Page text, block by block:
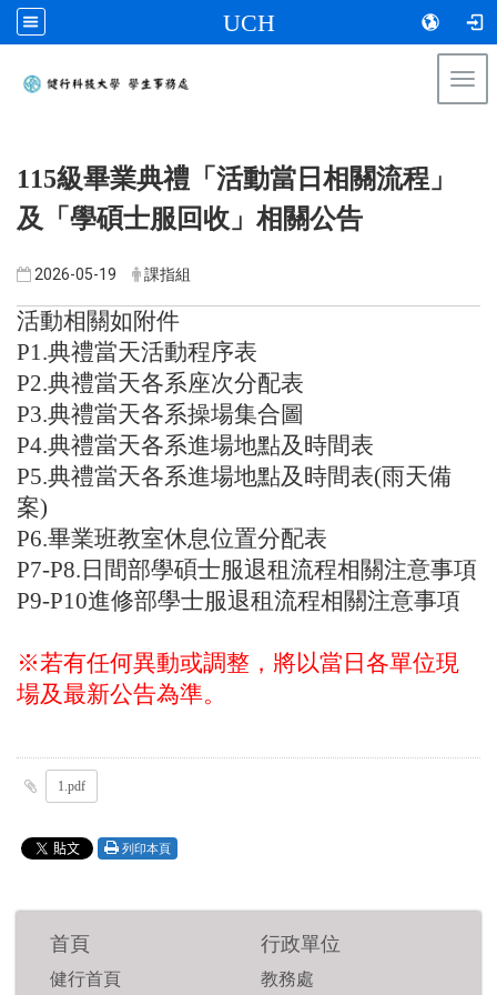
UCH
115級畢業典禮「活動當日相關流程」
及「學碩士服回收」相關公告
2026-05-19 課指組
活動相關如附件
P1.典禮當天活動程序表
P2.典禮當天各系座次分配表
P3.典禮當天各系操場集合圖
P4.典禮當天各系進場地點及時間表
P5.典禮當天各系進場地點及時間表(雨天備
案)
P6.畢業班教室休息位置分配表
P7-P8.日間部學碩士服退租流程相關注意事項
P9-P10進修部學士服退租流程相關注意事項
※若有任何異動或調整，將以當日各單位現
場及最新公告為準。
1.pdf
列印本頁
首頁
健行首頁
行政單位
教務處